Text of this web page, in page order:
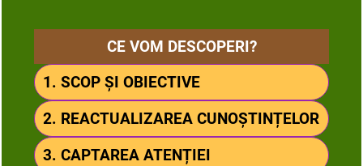
CE VOM DESCOPERI?
1. SCOP ȘI OBIECTIVE
2. REACTUALIZAREA CUNOȘTINȚELOR
3. CAPTAREA ATENȚIEI